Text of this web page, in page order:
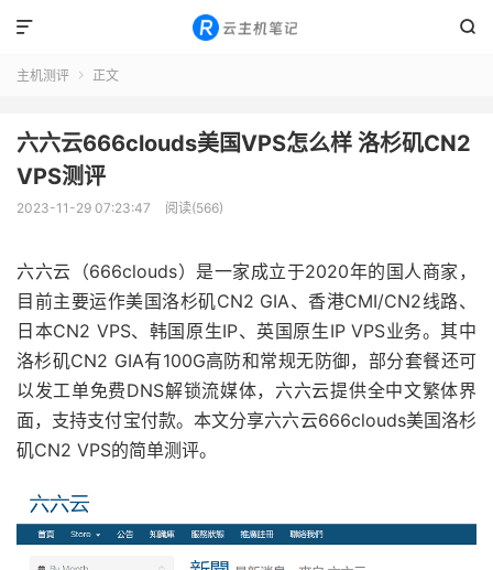


主机测评  正文
六六云666clouds美国VPS怎么样 洛杉矶CN2
VPS测评
2023-11-29 07:23:47 阅读(566)
六六云（666clouds）是一家成立于2020年的国人商家，
目前主要运作美国洛杉矶CN2 GIA、香港CMI/CN2线路、
日本CN2 VPS、韩国原生IP、英国原生IP VPS业务。其中
洛杉矶CN2 GIA有100G高防和常规无防御，部分套餐还可
以发工单免费DNS解锁流媒体，六六云提供全中文繁体界
面，支持支付宝付款。本文分享六六云666clouds美国洛杉
矶CN2 VPS的简单测评。